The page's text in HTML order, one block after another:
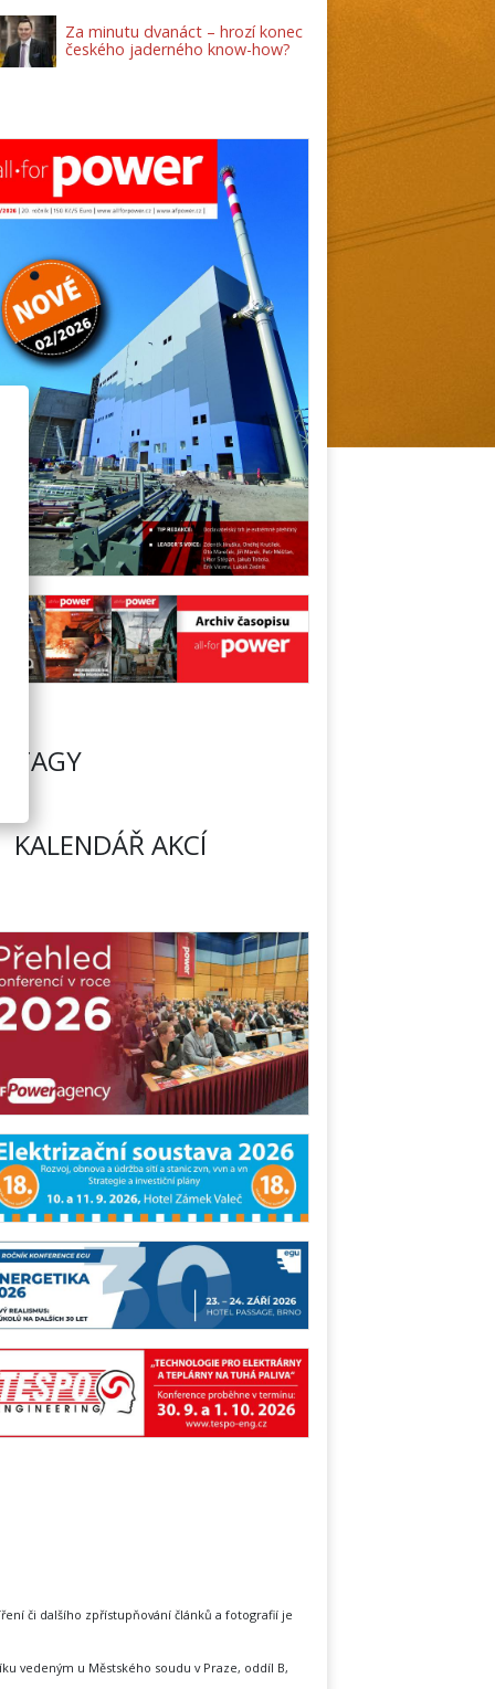
Za minutu dvanáct – hrozí konec
českého jaderného know-how?
TAGY
KALENDÁŘ AKCÍ
či dalšího zpřístupňování článků a fotografií je
vedeným u Městského soudu v Praze, oddíl B,